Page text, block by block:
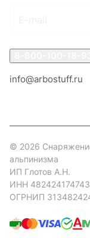
info@arbostuff.ru
© 2026
альпинизма
ИП Глотов А.Н.
ИНН 482424174743
ОГРНИП